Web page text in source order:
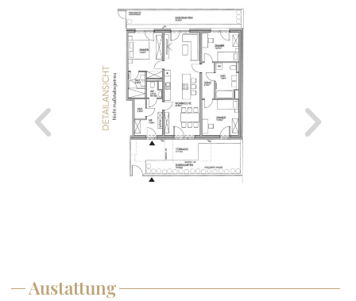
dazu gerne, wir stehen Ihnen für ein unverbindliches
Beratungsgespräch gerne zur Verfügung. Alle
Wohnungen des Projekts finden Sie außerdem unter
Hinweis: Die Bilder sind als Beispiele angeführt. Die
Aufteilung der jeweiligen Wohnung ist dem Grundriss zu
entnehmen. Sämtliche Visualisierungen sind
Symboldarstellungen und stellen den derzeitigen
Austattung